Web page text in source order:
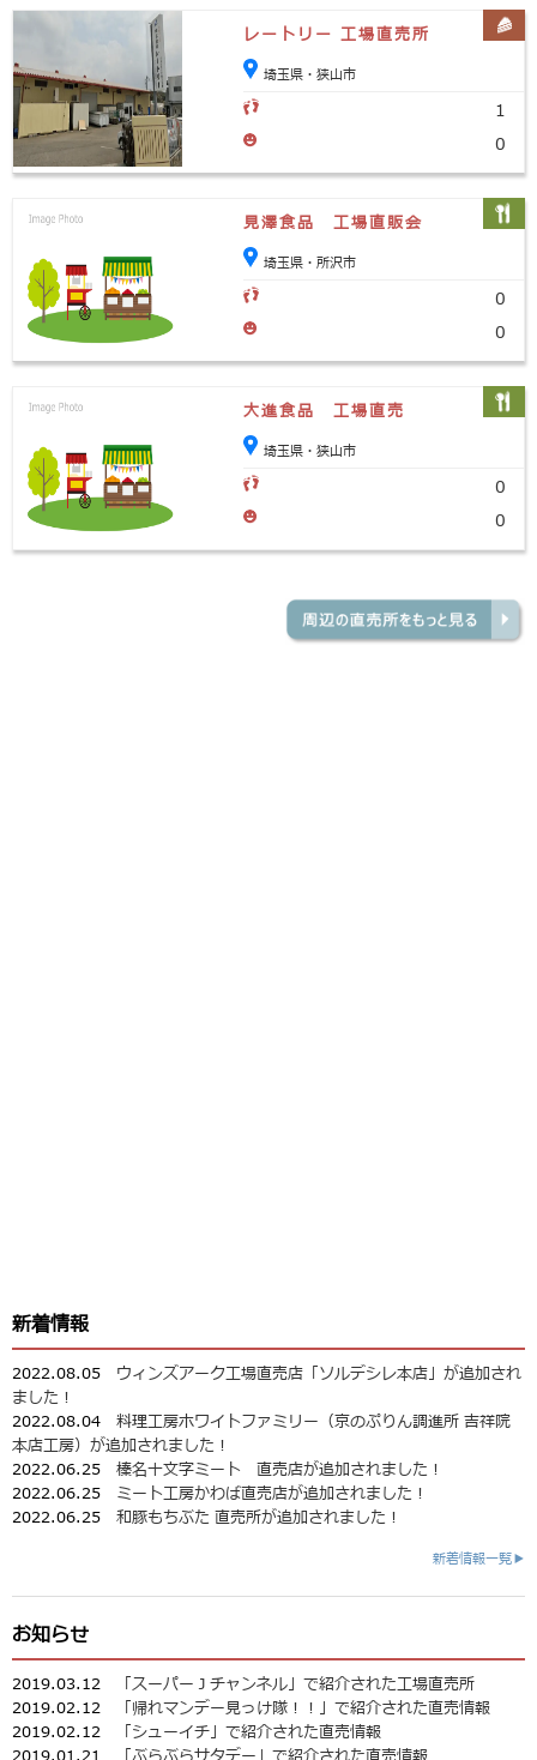
レートリー 工場直売所
埼玉県・狭山市
1
0
見澤食品 工場直販会
埼玉県・所沢市
0
0
大進食品 工場直売
埼玉県・狭山市
0
0
新着情報
2022.08.05 ウィンズアーク工場直売店「ソルデシレ本店」が追加され
ました！
2022.08.04 料理工房ホワイトファミリー（京のぷりん調進所 吉祥院
本店工房）が追加されました！
2022.06.25 榛名十文字ミート 直売店が追加されました！
2022.06.25 ミート工房かわば直売店が追加されました！
2022.06.25 和豚もちぶた 直売所が追加されました！
新着情報一覧▶
お知らせ
2019.03.12
「スーパーＪチャンネル」で紹介された工場直売所
2019.02.12
「帰れマンデー見っけ隊！！」で紹介された直売情報
2019.02.12
「シューイチ」で紹介された直売情報